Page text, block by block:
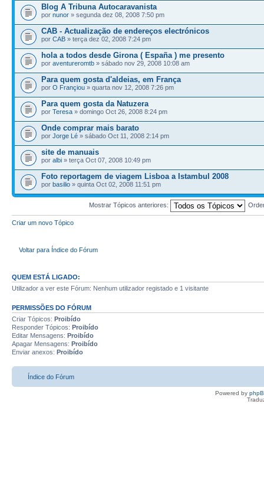
Blog A Tribuna Autocaravanista
por nunor » segunda dez 08, 2008 7:50 pm
CAB - Actualização de endereços electrónicos
por CAB » terça dez 02, 2008 7:24 pm
hola a todos desde Girona ( España ) me presento
por aventureromtb » sábado nov 29, 2008 10:08 am
Para quem gosta d'aldeias, em França
por O Françiou » quarta nov 12, 2008 7:26 pm
Para quem gosta da Natuzera
por Teresa » domingo Oct 26, 2008 8:24 pm
Onde comprar mais barato
por Jorge Lé » sábado Oct 11, 2008 2:14 pm
site de manuais
por albi » terça Oct 07, 2008 10:49 pm
Foto reportagem de viagem Lisboa a Istambul 2008
por basilio » quinta Oct 02, 2008 11:51 pm
Mostrar Tópicos anteriores:
Criar um novo Tópico
Voltar para Índice do Fórum
QUEM ESTÁ LIGADO:
Utilizador a ver este Fórum: Nenhum utilizador registado e 1 visitante
PERMISSÕES DO FÓRUM
Criar Tópicos: Proibído
Responder Tópicos: Proibído
Editar Mensagens: Proibído
Apagar Mensagens: Proibído
Enviar anexos: Proibído
Índice do Fórum
Powered by